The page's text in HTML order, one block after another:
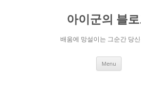
아이군의 블
배움에 망설이는 그순간 당
Menu